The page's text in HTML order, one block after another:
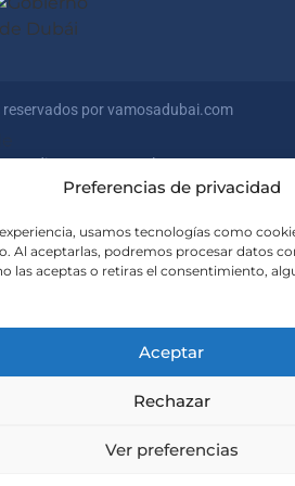
Preferencias de privacidad
usamos tecnologías como
Al aceptarlas, podremos procesar datos
las aceptas o retiras el consentimiento,
Aceptar
Rechazar
Ver preferencias
reservados por vamosadubai.com
Credits:marcosansalone.com